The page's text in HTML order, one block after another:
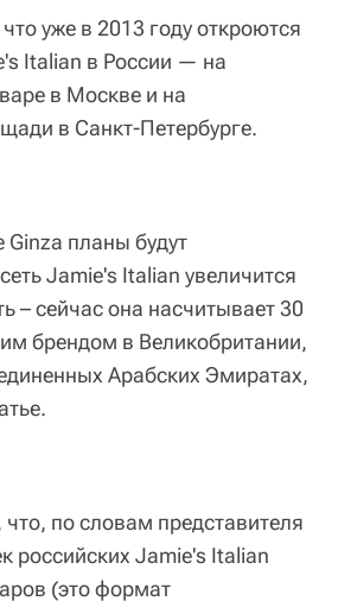
уже в 2013 году откроются
Italian в России — на
в Москве и на
в Санкт-Петербурге.
планы будут
Jamie's Italian увеличится
– сейчас она насчитывает 30
брендом в Великобритании,
Арабских Эмиратах,
что, по словам представителя
российских Jamie's Italian
(это формат